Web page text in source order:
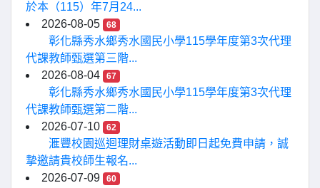
於本（115）年7月24...
2026-08-05
68
彰化縣秀水鄉秀水國民小學115學年度第3次代理
代課教師甄選第三階...
2026-08-04
67
彰化縣秀水鄉秀水國民小學115學年度第3次代理
代課教師甄選第二階...
2026-07-10
62
滙豐校園巡迴理財桌遊活動即日起免費申請，誠
摯邀請貴校師生報名...
2026-07-09
60